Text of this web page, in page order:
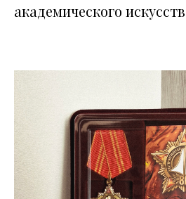
академического